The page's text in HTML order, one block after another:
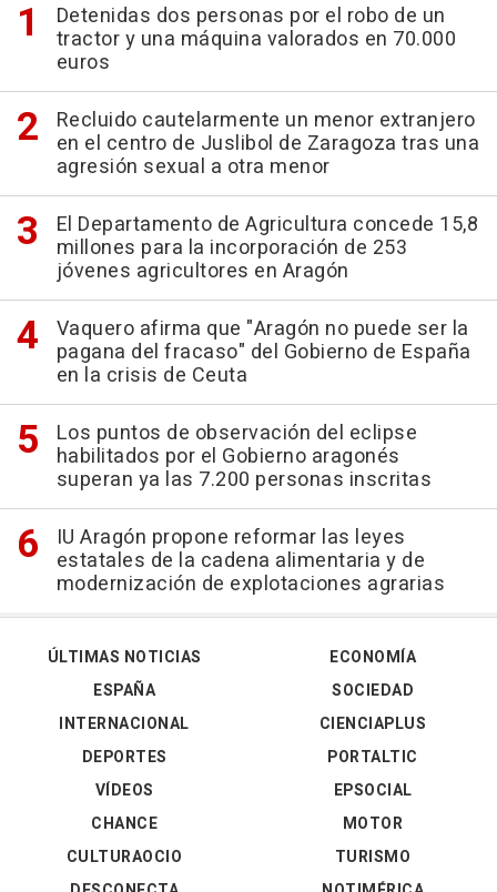
Detenidas dos personas por el robo de un
tractor y una máquina valorados en 70.000
euros
Recluido cautelarmente un menor extranjero
en el centro de Juslibol de Zaragoza tras una
agresión sexual a otra menor
El Departamento de Agricultura concede 15,8
millones para la incorporación de 253
jóvenes agricultores en Aragón
Vaquero afirma que "Aragón no puede ser la
pagana del fracaso" del Gobierno de España
en la crisis de Ceuta
Los puntos de observación del eclipse
habilitados por el Gobierno aragonés
superan ya las 7.200 personas inscritas
IU Aragón propone reformar las leyes
estatales de la cadena alimentaria y de
modernización de explotaciones agrarias
ÚLTIMAS NOTICIAS
ESPAÑA
INTERNACIONAL
DEPORTES
VÍDEOS
ECONOMÍA
SOCIEDAD
CIENCIAPLUS
PORTALTIC
EPSOCIAL
CHANCE
CULTURAOCIO
MOTOR
TURISMO